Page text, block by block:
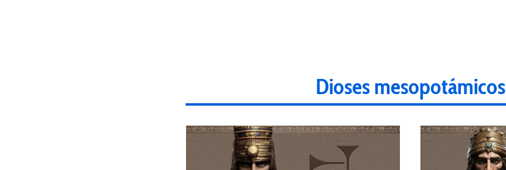
Dioses mesopotámicos